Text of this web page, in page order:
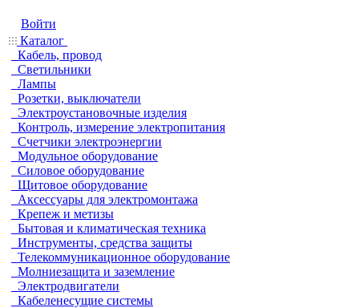
Войти
Каталог
Кабель, провод
Светильники
Лампы
Розетки, выключатели
Электроустановочные изделия
Контроль, измерение электропитания
Счетчики электроэнергии
Модульное оборудование
Силовое оборудование
Щитовое оборудование
Аксессуары для электромонтажа
Крепеж и метизы
Бытовая и климатическая техника
Инструменты, средства защиты
Телекоммуникационное оборудование
Молниезащита и заземление
Электродвигатели
Кабеленесущие системы